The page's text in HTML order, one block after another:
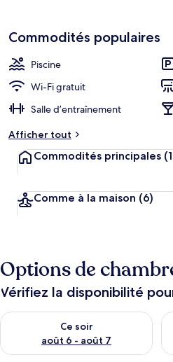
Commodités populaires
Piscine
Wi-Fi gratuit
Salle d’entraînement
Afficher tout
Commodités principales
Comme à la maison (6)
Options de
Vérifiez la disponibilité
Ce soir
août 6 - août 7
Vérifier la disponibilité pour ce